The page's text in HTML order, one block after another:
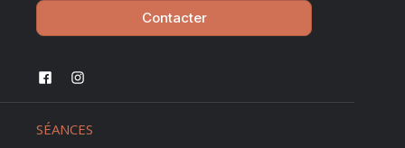
Contacter
SÉANCES